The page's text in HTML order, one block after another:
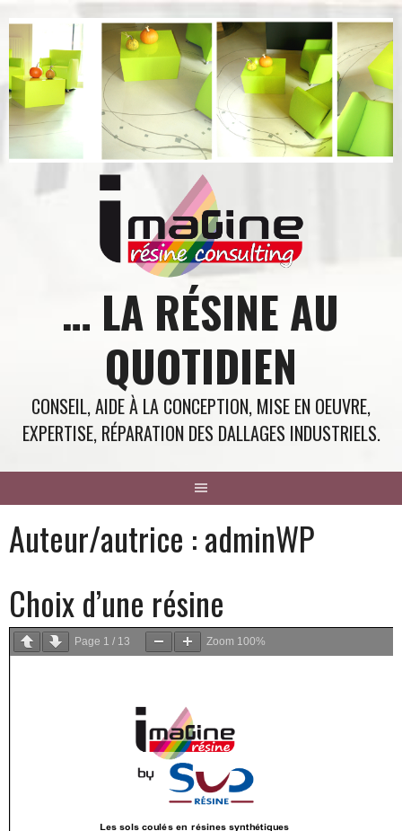
contenu
… LA RÉSINE AU
QUOTIDIEN
CONSEIL, AIDE À LA CONCEPTION, MISE EN OEUVRE,
EXPERTISE, RÉPARATION DES DALLAGES INDUSTRIELS.
Auteur/autrice :adminWP
Choix d’une résine
Page 1 / 13 Zoom 100%